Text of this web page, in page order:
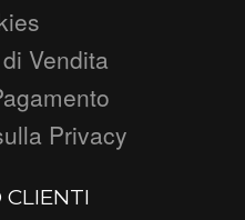
Vendita
Privacy
CLIENTI